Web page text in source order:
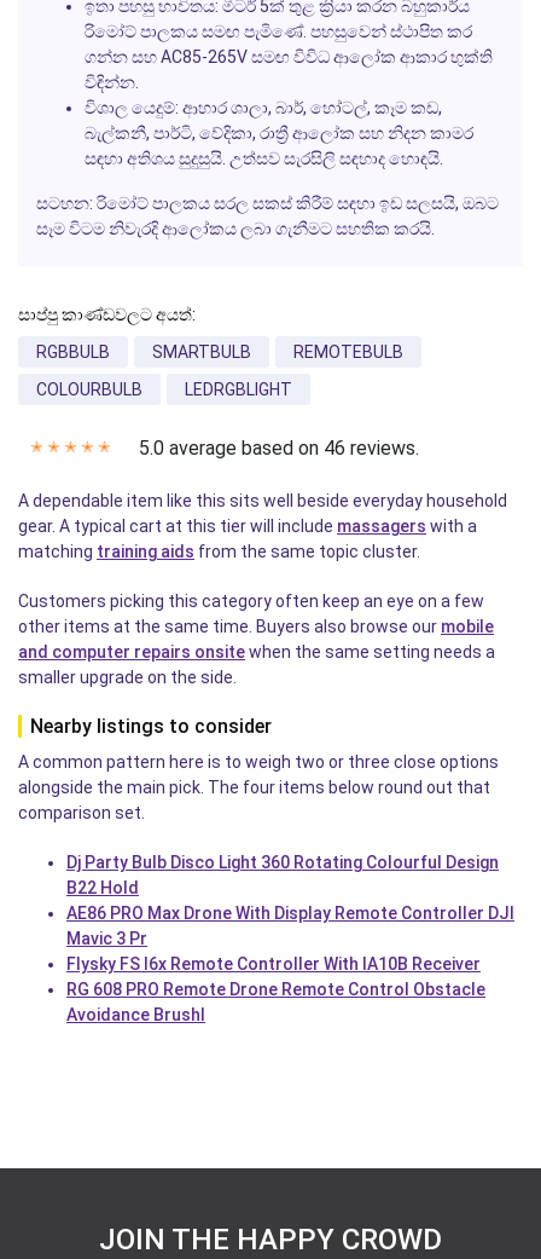
ඉතා පහසු භාවිතය: මීටර් 5ක් තුළ ක්‍රියා කරන බහුකාර්ය
රිමෝට් පාලකය සමඟ පැමිණේ. පහසුවෙන් ස්ථාපිත කර
ගන්න සහ AC85-265V සමඟ විවිධ ආලෝක ආකාර භුක්ති
විඳින්න.
විශාල යෙදුම්: ආහාර ශාලා, බාර්, හෝටල්, කෑම කඩ,
බැල්කනී, පාර්ටි, වේදිකා, රාත්‍රී ආලෝක සහ නිදන කාමර
සඳහා අතිශය සුදුසුයි. උත්සව සැරසිලි සඳහාද හොඳයි.
සටහන: රිමෝට් පාලකය සරල සකස් කිරීම් සඳහා ඉඩ සලසයි, ඔබට
සෑම විටම නිවැරදි ආලෝකය ලබා ගැනීමට සහතික කරයි.
සාප්පු කාණ්ඩවලට අයත්:
RGBBULB
SMARTBULB
REMOTEBULB
COLOURBULB
LEDRGBLIGHT
✭ ✭ ✭ ✭ ✭ 5.0 average based on 46 reviews.
A dependable item like this sits well beside everyday household
gear. A typical cart at this tier will include massagers with a
matching training aids from the same topic cluster.
Customers picking this category often keep an eye on a few
other items at the same time. Buyers also browse our mobile
and computer repairs onsitewhen the same setting needs a
smaller upgrade on the side.
Nearby listings to consider
A common pattern here is to weigh two or three close options
alongside the main pick. The four items below round out that
comparison set.
Dj Party Bulb Disco Light 360 Rotating Colourful Design
B22 Hold
AE86 PRO Max Drone With Display Remote Controller DJI
Mavic 3 Pr
Flysky FS I6x Remote Controller With IA10B Receiver
RG 608 PRO Remote Drone Remote Control Obstacle
Avoidance Brushl
JOIN THE HAPPY CROWD